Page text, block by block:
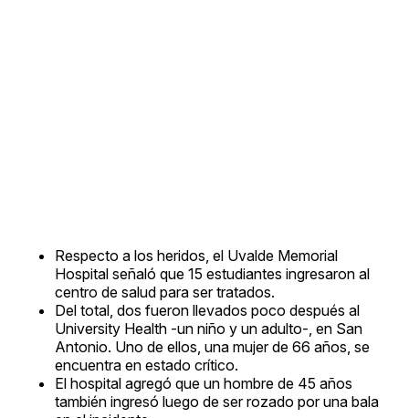
Respecto a los heridos, el Uvalde Memorial
Hospital señaló que 15 estudiantes ingresaron al
centro de salud para ser tratados.
Del total, dos fueron llevados poco después al
University Health -un niño y un adulto-, en San
Antonio. Uno de ellos, una mujer de 66 años, se
encuentra en estado crítico.
El hospital agregó que un hombre de 45 años
también ingresó luego de ser rozado por una bala